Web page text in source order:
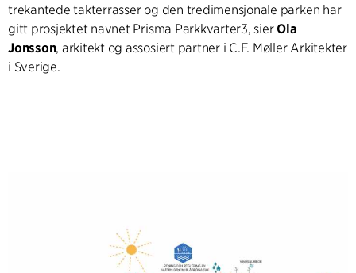
trekantede takterrasser og den tredimensjonale parken har
gitt prosjektet navnet Prisma Parkkvarter3, sier Ola
Jonsson, arkitekt og assosiert partner i C.F. Møller Arkitekter
i Sverige.